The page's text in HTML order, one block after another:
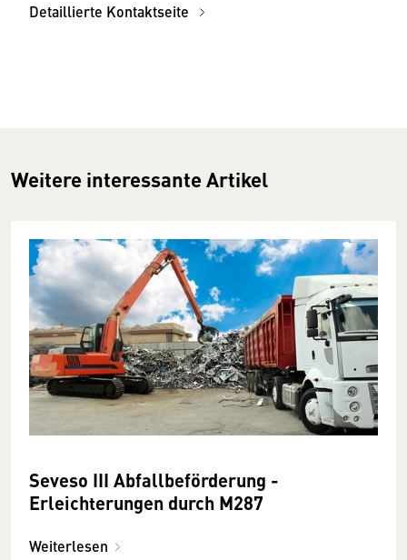
Detaillierte Kontaktseite
Weitere interessante Artikel
Seveso III Abfallbeförderung -
Erleichterungen durch M287
Weiterlesen